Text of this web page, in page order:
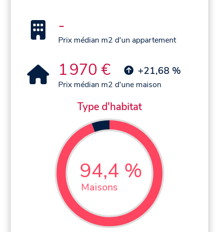
-
Prix médian m2 d'un appartement
1 970 € +21,68 %
Prix médian m2 d'une maison
Type d'habitat
94,4 %
Maisons